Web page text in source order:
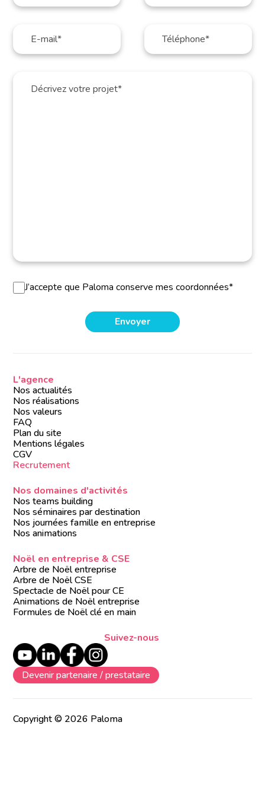
J’accepte que Paloma conserve mes coordonnées*
L'agence
Nos actualités
Nos réalisations
Nos valeurs
FAQ
Plan du site
Mentions légales
CGV
Recrutement
Nos domaines d'activités
Nos teams building
Nos séminaires par destination
Nos journées famille en entreprise
Nos animations
Noël en entreprise & CSE
Arbre de Noël entreprise
Arbre de Noël CSE
Spectacle de Noël pour CE
Animations de Noël entreprise
Formules de Noël clé en main
Suivez-nous
Devenir partenaire / prestataire
Copyright © 2026 Paloma